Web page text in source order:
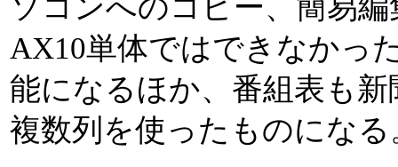
ソコンへのコピー、簡易
AX10単体ではできなかっ
能になるほか、番組表も
複数列を使ったものになる